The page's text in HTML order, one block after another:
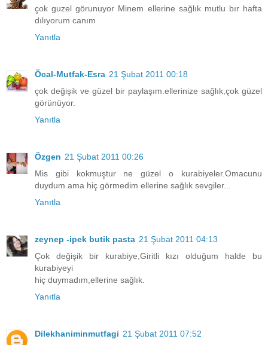
çok guzel görunuyor Minem ellerine sağlık mutlu bır hafta
dılıyorum canım
Yanıtla
Öcal-Mutfak-Esra 21 Şubat 2011 00:18
çok değişik ve güzel bir paylaşım.ellerinize sağlık,çok güzel
görünüyor.
Yanıtla
Özgen 21 Şubat 2011 00:26
Mis gibi kokmuştur ne güzel o kurabiyeler.Omacunu
duydum ama hiç görmedim ellerine sağlık sevgiler...
Yanıtla
zeynep -ipek butik pasta 21 Şubat 2011 04:13
Çok değişik bir kurabiye,Giritli kızı olduğum halde bu
kurabiyeyi
hiç duymadım,ellerine sağlık.
Yanıtla
Dilekhaniminmutfagi 21 Şubat 2011 07:52